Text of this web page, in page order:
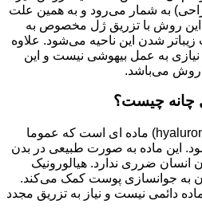
به شمار می‌رود و به همین علت
این روش با تزریق ژل مخصوص به
شدن این ناحیه می‌شود. علاوه
نیازی به عمل بیهوشی نیست و این
روش می‌باشد.
چانه چیست؟
ژل هیالورونیک اسید (hyaluronic acid) ماده ای است که عموما
این ماده به صورت طبیعی در بدن
انسان ضرری ندارد. هیالورونیک
به جوانسازی پوست کمک می‌کند.
دائمی نیست و نیاز به تزریق مجدد